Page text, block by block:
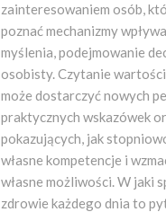
zainteresowaniem osób,
poznać mechanizmy
myślenia, podejmowanie
osobisty. Czytanie
może dostarczyć nowych
praktycznych wskazówek
pokazujących, jak
własne kompetencje i
własne możliwości. W jaki
zdrowie każdego dnia to